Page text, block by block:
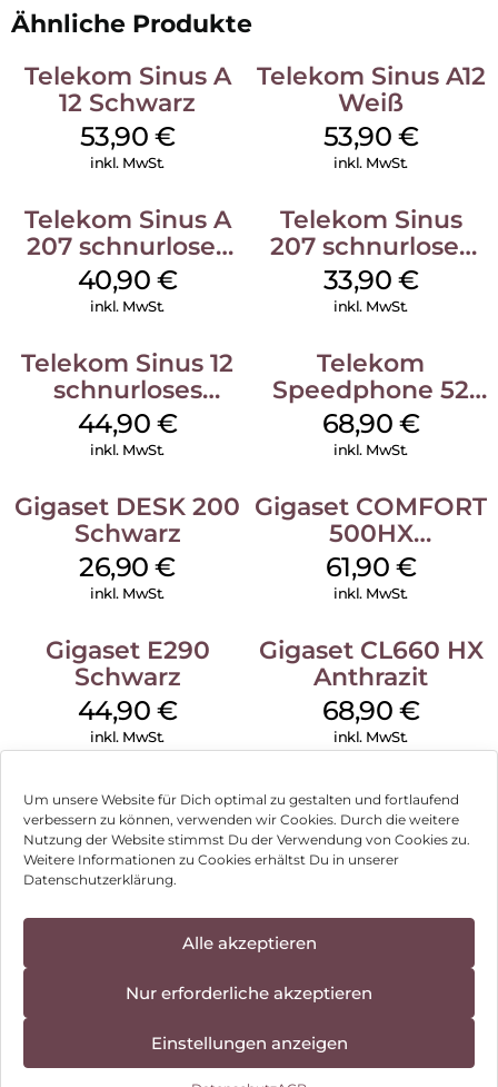
Um unsere Website für Dich optimal zu gestalten und fortlaufend
verbessern zu können, verwenden wir Cookies. Durch die weitere
Nutzung der Website stimmst Du der Verwendung von Cookies zu.
Weitere Informationen zu Cookies erhältst Du in unserer
Datenschutzerklärung.
Alle akzeptieren
Nur erforderliche akzeptieren
Einstellungen anzeigen
Ähnliche Produkte
Telekom Sinus A
12 Schwarz
53,90 €
inkl. MwSt.
Telekom Sinus A12
Weiß
53,90 €
inkl. MwSt.
Telekom Sinus A
207 schnurloses
analog Telefon
Schwarz
40,90 €
inkl. MwSt.
Telekom Sinus
207 schnurloses
analog Telefon
Schwarz
33,90 €
inkl. MwSt.
Telekom Sinus 12
schnurloses
Analog Telefon
Weiß
44,90 €
inkl. MwSt.
Telekom
Speedphone 52
Schwarz
68,90 €
inkl. MwSt.
Gigaset DESK 200
Schwarz
26,90€
inkl. MwSt.
Gigaset COMFORT
500HX
Silber/Schwarz
61,90 €
inkl. MwSt.
Gigaset E290
Schwarz
44,90 €
inkl. MwSt.
Gigaset CL660 HX
Anthrazit
68,90 €
inkl. MwSt.
Impressum
Hinweis zur Batterieentsorgung
Newsletter